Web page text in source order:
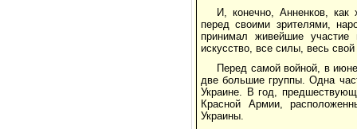
И, конечно, Анненков, как
перед своими зрителями,
принимал живейшие
искусство, все силы, весь
Перед самой войной, в
две большие группы. Одна
Украине. В год,
Красной Армии,
Украины.